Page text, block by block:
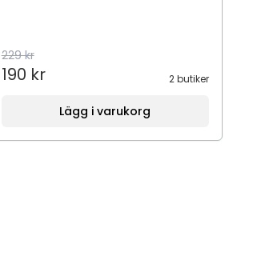
229 kr
190 kr 2 butiker
Lägg i varukorg